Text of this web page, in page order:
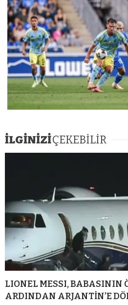
İLGİNİZİÇEKEBİLİR
LIONEL MESSI, BABASININ
ARDINDAN ARJANTİN’E